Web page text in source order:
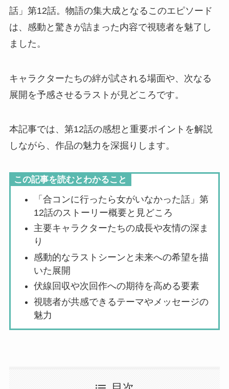
話」第12話。物語の集大成となるこのエピソード
は、感動と驚きが詰まった内容で視聴者を魅了し
ました。
キャラクターたちの絆が試される場面や、次なる
展開を予感させるラストが見どころです。
本記事では、第12話の感想と重要ポイントを解説
しながら、作品の魅力を深掘りします。
この記事を読むとわかること
「合コンに行ったら女がいなかった話」第
12話のストーリー概要と見どころ
主要キャラクターたちの成長や友情の深ま
り
感動的なラストシーンと未来への希望を描
いた展開
伏線回収や次回作への期待を高める要素
視聴者が共感できるテーマやメッセージの
魅力